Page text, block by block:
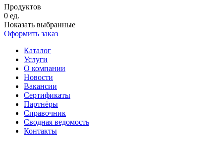
Продуктов
0 ед.
Показать выбранные
Оформить заказ
Каталог
Услуги
О компании
Новости
Вакансии
Сертификаты
Партнёры
Справочник
Сводная ведомость
Контакты